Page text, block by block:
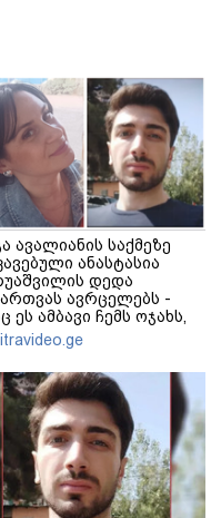
ავალიანის საქმეზე
ანასტასია
დედა
ავრცელებს -
ეს ამბავი ჩემს ოჯახს,
ანასტასიას გადახდა
მის მერე მე მე არ